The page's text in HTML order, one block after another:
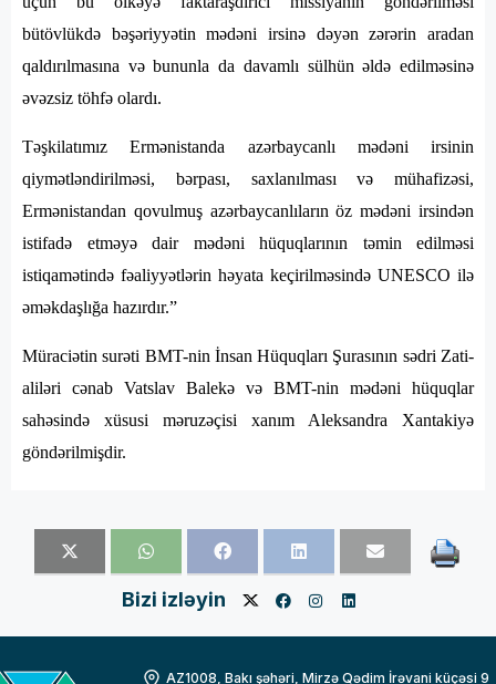
bütövlükdə bəşəriyyətin mədəni irsinə dəyən zərərin aradan
qaldırılmasına və bununla da davamlı sülhün əldə edilməsinə
əvəzsiz töhfə olardı.
Təşkilatımız Ermənistanda azərbaycanlı mədəni irsinin
qiymətləndirilməsi, bərpası, saxlanılması və mühafizəsi,
Ermənistandan qovulmuş azərbaycanlıların öz mədəni irsindən
istifadə etməyə dair mədəni hüquqlarının təmin edilməsi
istiqamətində fəaliyyətlərin həyata keçirilməsində UNESCO ilə
əməkdaşlığa hazırdır.”
Müraciətin surəti BMT-nin İnsan Hüquqları Şurasının sədri Zati-
aliləri cənab Vatslav Balekə və BMT-nin mədəni hüquqlar
sahəsində xüsusi məruzəçisi xanım Aleksandra Xantakiyə
göndərilmişdir.
Bizi izləyin
AZ1008, Bakı şəhəri, Mirzə Qədim İrəvani küçəsi 9